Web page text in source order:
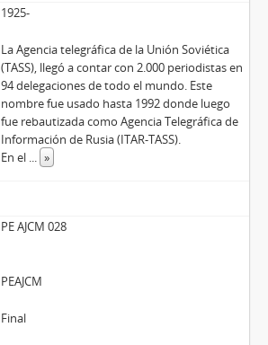
1925-
La Agencia telegráfica de la Unión Soviética
(TASS), llegó a contar con 2.000 periodistas en
94 delegaciones de todo el mundo. Este
nombre fue usado hasta 1992 donde luego
fue rebautizada como Agencia Telegráfica de
Información de Rusia (ITAR-TASS).
En el ... »
PE AJCM 028
PEAJCM
Final